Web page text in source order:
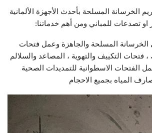
المسلحة بأحدث الأجهزة الألمانية
او تصدعات للمباني ومن أهم خدماتنا:
المسلحة والجاهزة وعمل فتحات
، فتحات التكييف والتهوية ، المصاعد والسلالم
الفتحات الاسطوانية للتمديدات الصحية
المياه بجميع الاحجام